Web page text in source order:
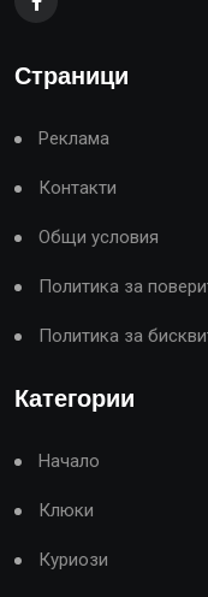
Страници
Реклама
Контакти
Общи условия
Политика за
Политика за
Категории
Начало
Клюки
Куриози